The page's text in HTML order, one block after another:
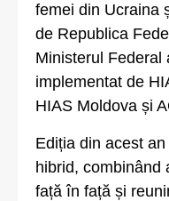
femei din Ucraina
de Republica
Ministerul Federal
implementat de
HIAS Moldova și
Ediția din acest
hibrid, combinând
față în față și